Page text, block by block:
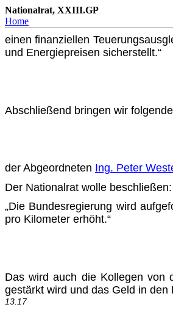
Nationalrat, XXIII.GP
Home
einen finanziellen
und Energiepreisen sicherstellt.“
Abschließend bringen wir
der Abgeordneten Ing. Peter
Der Nationalrat wolle beschließen:
„Die Bundesregierung wird
pro Kilo­meter erhöht.“
Das wird auch die Kollegen von
gestärkt wird und das Geld in
13.17